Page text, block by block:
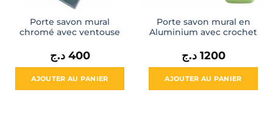
Porte savon mural
chromé avec ventouse
400 د.ج
AJOUTER AU PANIER
Porte savon mural en
Aluminium avec crochet
1200 د.ج
AJOUTER AU PANIER